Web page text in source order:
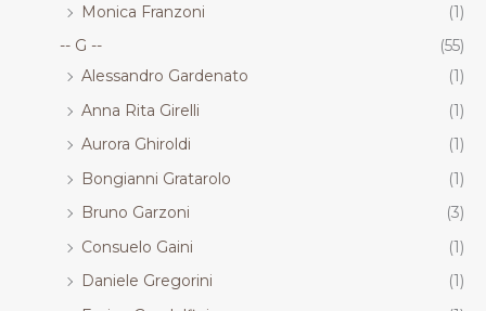
Monica Franzoni
(1)
-- G --
(55)
Alessandro Gardenato
(1)
Anna Rita Girelli
(1)
Aurora Ghiroldi
(1)
Bongianni Gratarolo
(1)
Bruno Garzoni
(3)
Consuelo Gaini
(1)
Daniele Gregorini
(1)